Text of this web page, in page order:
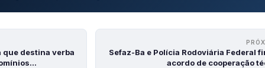
que destina verba
Sefaz-Ba e Polícia Rodoviária Federal
acordo de cooperação